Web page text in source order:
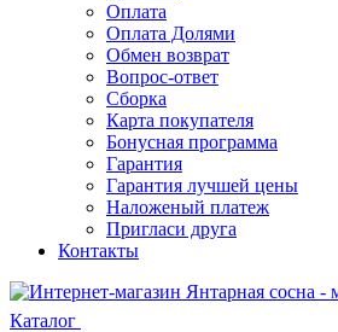
Оплата
Оплата Долями
Обмен возврат
Вопрос-ответ
Сборка
Карта покупателя
Бонусная программа
Гарантия
Гарантия лучшей цены
Наложеный платеж
Пригласи друга
Контакты
Каталог